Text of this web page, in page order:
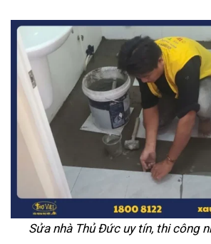
Sửa nhà Thủ Đức uy tín, thi công